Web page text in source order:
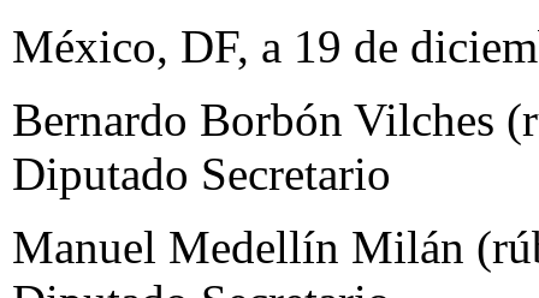
México, DF, a 19 de
Bernardo Borbón Vilches
Diputado Secretario
Manuel Medellín Milán